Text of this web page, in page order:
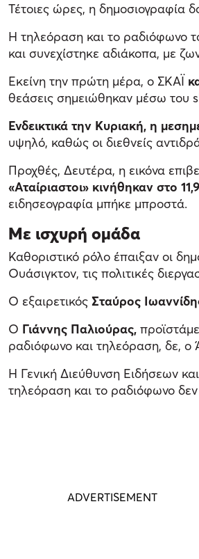
Τέτοιες ώρες, η δημοσιογραφία
Η τηλεόραση και το ραδιόφωνο
και συνεχίστηκε αδιάκοπα, με
Εκείνη την πρώτη μέρα, ο ΣΚΑΪ
θεάσεις σημειώθηκαν μέσω του
Ενδεικτικά την Κυριακή, η
υψηλό, καθώς οι διεθνείς
Προχθές, Δευτέρα, η εικόνα
«Αταίριαστοι» κινήθηκαν στο
ειδησεογραφία μπήκε μπροστά.
Με ισχυρή ομάδα
Καθοριστικό ρόλο έπαιξαν οι
Ουάσιγκτον, τις πολιτικές
Ο εξαιρετικός Σταύρος
Ο Γιάννης Παλιούρας,
ραδιόφωνο και τηλεόραση, δε, ο
Η Γενική Διεύθυνση Ειδήσεων
τηλεόραση και το ραδιόφωνο